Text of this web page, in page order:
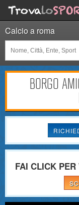
Calcio a roma
BORGO
FAI CLICK PER